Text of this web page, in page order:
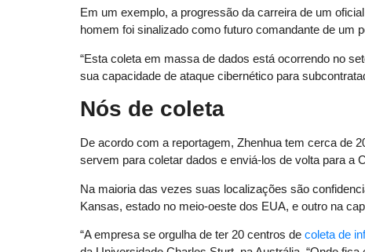
Em um exemplo, a progressão da carreira de um
homem foi sinalizado como futuro comandante de um
“Esta coleta em massa de dados está ocorrendo no
sua capacidade de ataque cibernético para
Nós de coleta
De acordo com a reportagem, Zhenhua tem cerca de
servem para coletar dados e enviá-los de volta para a
Na maioria das vezes suas localizações são
Kansas, estado no meio-oeste dos EUA, e outro na
“A empresa se orgulha de ter 20 centros de coleta de